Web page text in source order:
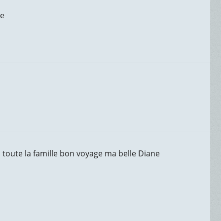
la famille bon voyage ma belle Diane